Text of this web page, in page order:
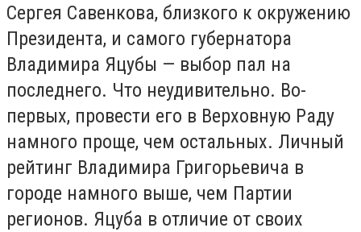
Сергея Савенкова, близкого к окружению
Президента, и самого губернатора
Владимира Яцубы — выбор пал на
последнего. Что неудивительно. Во-
первых, провести его в Верховную Раду
намного проще, чем остальных. Личный
рейтинг Владимира Григорьевича в
городе намного выше, чем Партии
регионов. Яцуба в отличие от своих